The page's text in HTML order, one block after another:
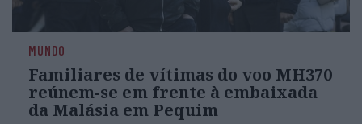
MUNDO
Familiares de vítimas do voo MH370
reúnem-se em frente à embaixada
da Malásia em Pequim